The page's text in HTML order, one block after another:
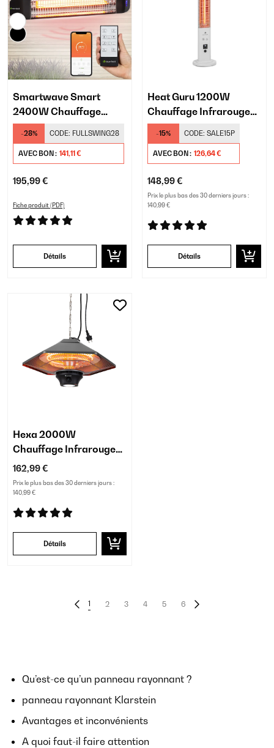
Smartwave Smart
2400W Chauffage
Mural Infrarouge Noir
-28% CODE: FULLSWING28
AVEC BON : 141,11 €
195,99 €
Fiche produit (PDF)
Détails
Heat Guru 1200W
Chauffage Infrarouge
sur Pied Blanc
-15% CODE: SALE15P
AVEC BON : 126,64 €
148,99 €
Prix le plus bas des 30 derniers jours :
140,99 €
Détails
Hexa 2000W
Chauffage Infrarouge
de Plafond Anthracite
162,99 €
Prix le plus bas des 30 derniers jours :
140,99 €
Détails
1 2 3 4 5 6
Qu’est-ce qu’un panneau rayonnant ?
panneau rayonnant Klarstein
Avantages et inconvénients
A quoi faut-il faire attention